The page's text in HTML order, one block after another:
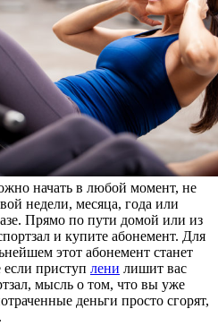
начать в любой момент, не
недели, месяца, года или
Прямо по пути домой или из
и купите абонемент. Для
этот абонемент станет
приступ лени лишит вас
мысль о том, что вы уже
деньги просто сгорят,